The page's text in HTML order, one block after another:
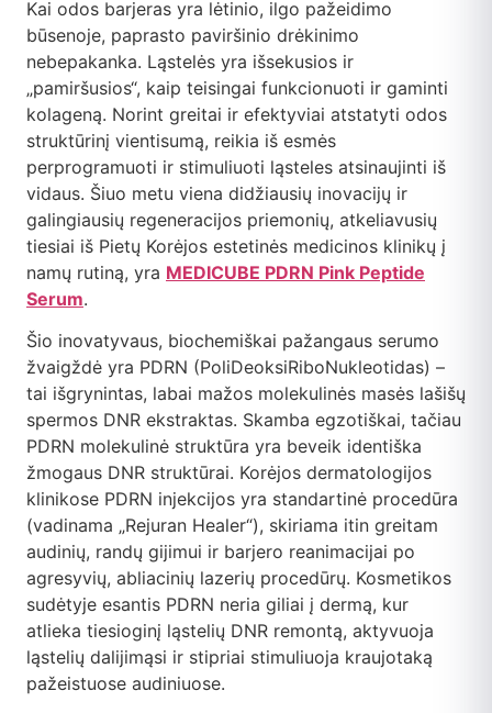
Kai odos barjeras yra lėtinio, ilgo pažeidimo
būsenoje, paprasto paviršinio drėkinimo
nebepakanka. Ląstelės yra išsekusios ir
„pamiršusios“, kaip teisingai funkcionuoti ir gaminti
kolageną. Norint greitai ir efektyviai atstatyti odos
struktūrinį vientisumą, reikia iš esmės
perprogramuoti ir stimuliuoti ląsteles atsinaujinti iš
vidaus. Šiuo metu viena didžiausių inovacijų ir
galingiausių regeneracijos priemonių, atkeliavusių
tiesiai iš Pietų Korėjos estetinės medicinos klinikų į
namų rutiną, yra MEDICUBE PDRN Pink Peptide
Serum.
Šio inovatyvaus, biochemiškai pažangaus serumo
žvaigždė yra PDRN (PoliDeoksiRiboNukleotidas) –
tai išgrynintas, labai mažos molekulinės masės lašišų
spermos DNR ekstraktas. Skamba egzotiškai, tačiau
PDRN molekulinė struktūra yra beveik identiška
žmogaus DNR struktūrai. Korėjos dermatologijos
klinikose PDRN injekcijos yra standartinė procedūra
(vadinama „Rejuran Healer“), skiriama itin greitam
audinių, randų gijimui ir barjero reanimacijai po
agresyvių, abliacinių lazerių procedūrų. Kosmetikos
sudėtyje esantis PDRN neria giliai į dermą, kur
atlieka tiesioginį ląstelių DNR remontą, aktyvuoja
ląstelių dalijimąsi ir stipriai stimuliuoja kraujotaką
pažeistuose audiniuose.